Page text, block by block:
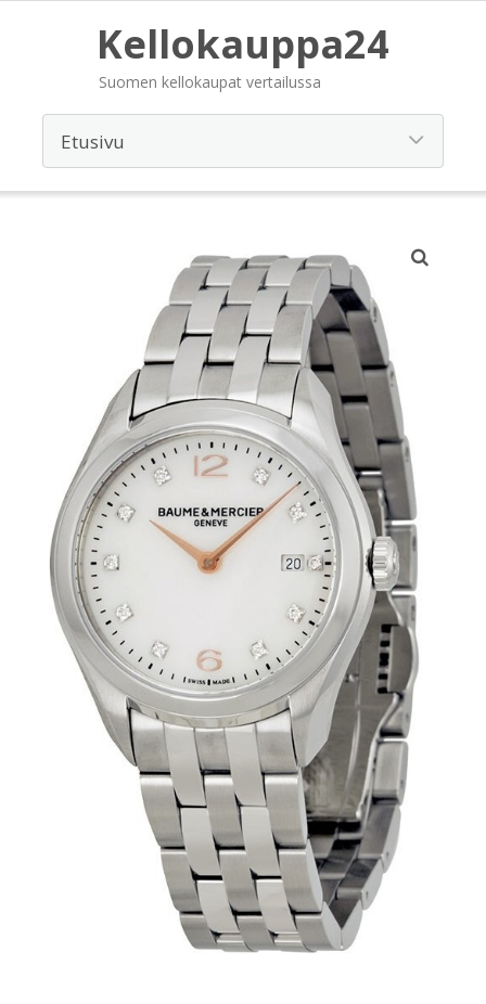
Kellokauppa24
Suomen kellokaupat vertailussa